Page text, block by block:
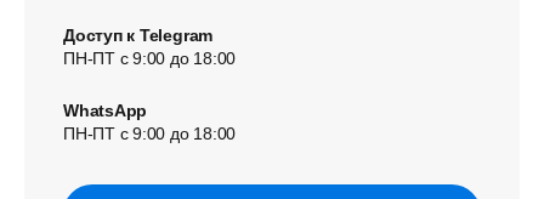
Доступ к Telegram
ПН-ПТ с 9:00 до 18:00
WhatsApp
ПН-ПТ с 9:00 до 18:00